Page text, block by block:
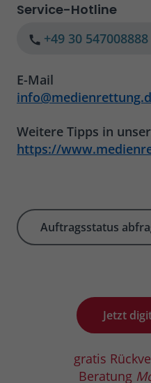
Service-Hotline
+49 30 547008888
E-Mail
Weitere Tipps in
https://
Auftragsstatus
Jetzt
gratis
Beratung